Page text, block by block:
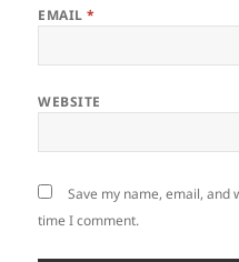
EMAIL*
WEBSITE
Save my name, email,
time I comment.